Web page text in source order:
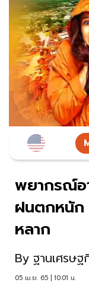
พยากรณ์อ
ฝนตกหนัก
หลาก
By ฐานเศรษ
05 เม.ย. 65 | 10:01 น.